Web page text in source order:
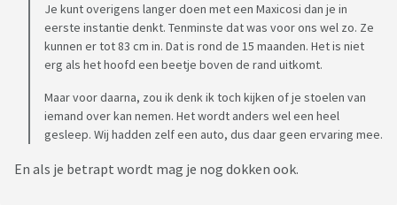
Je kunt overigens langer doen met een Maxicosi dan je in
eerste instantie denkt. Tenminste dat was voor ons wel zo. Ze
kunnen er tot 83 cm in. Dat is rond de 15 maanden. Het is niet
erg als het hoofd een beetje boven de rand uitkomt.
Maar voor daarna, zou ik denk ik toch kijken of je stoelen van
iemand over kan nemen. Het wordt anders wel een heel
gesleep. Wij hadden zelf een auto, dus daar geen ervaring mee.
En als je betrapt wordt mag je nog dokken ook.